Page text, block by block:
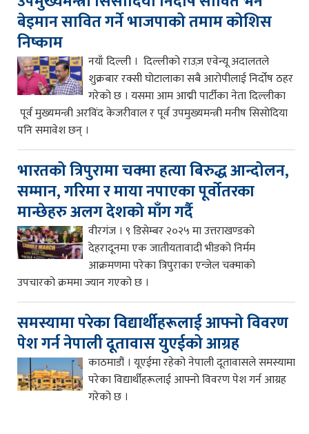
बेइमान सावित गर्ने भाजपाको तमाम कोशिस
निष्काम
नयाँ दिल्ली । दिल्लीको राउज़ एवेन्यू अदालतले
शुक्रबार रक्सी घोटालाका सबै आरोपीलाई निर्दोष ठहर
गरेको छ । यसमा आम आद्मी पार्टीका नेता दिल्लीका
पूर्व मुख्यमन्त्री अरविंद केजरीवाल र पूर्व उपमुख्यमन्त्री मनीष सिसोदिया
पनि समावेश छन् ।
भारतको त्रिपुरामा चक्मा हत्या बिरुद्ध आन्दोलन,
सम्मान, गरिमा र माया नपाएका पूर्वोतरका
मान्छेहरु अलग देशको माँग गर्दै
वीरगंज । ९ डिसेम्बर २०२५ मा उत्तराखण्डको
देहरादूनमा एक जातीयतावादी भीडको निर्मम
आक्रमणमा परेका त्रिपुराका एन्जेल चक्माको
उपचारको क्रममा ज्यान गएको छ ।
समस्यामा परेका विद्यार्थीहरूलाई आफ्नो विवरण
पेश गर्न नेपाली दूतावास युएईको आग्रह
काठमाडौं । यूएईमा रहेको नेपाली दूतावासले समस्यामा
परेका विद्यार्थीहरूलाई आफ्नो विवरण पेश गर्न आग्रह
गरेको छ ।